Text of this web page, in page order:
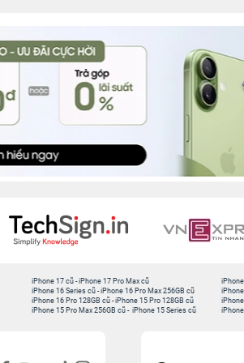
iPhone 17 cũ -iPhone 17 Pro Max cũ
iPhone 16 Series cũ - iPhone 16 Pro Max 256GB cũ
iPhone 16 Pro 128GB cũ -iPhone 15 Pro 128GB cũ
iPhone 15 Pro Max 256GB cũ - iPhone 15 Series cũ